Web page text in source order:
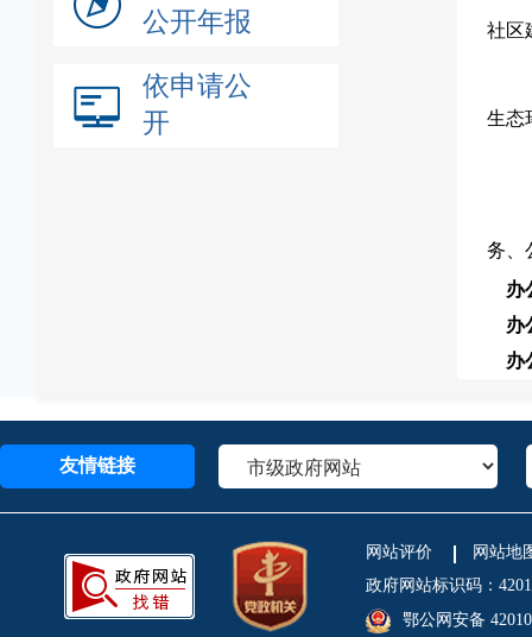
公开年报
依申请公
开
社区
生态
务、
办
办
办
友情链接
网站评价
网站地
政府网站标识码：
鄂公网安备